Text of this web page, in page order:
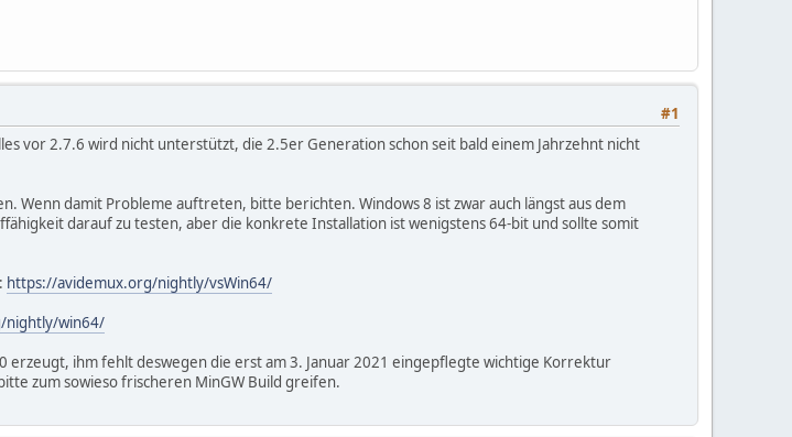
#1
vor 2.7.6 wird nicht unterstützt, die 2.5er Generation schon seit bald einem Jahrzehnt nicht
Wenn damit Probleme auftreten, bitte berichten. Windows 8 ist zwar auch längst aus dem
darauf zu testen, aber die konkrete Installation ist wenigstens 64-bit und sollte somit
https://avidemux.org/nightly/vsWin64/
nightly/win64/
erzeugt, ihm fehlt deswegen die erst am 3. Januar 2021 eingepflegte wichtige Korrektur
zum sowieso frischeren MinGW Build greifen.